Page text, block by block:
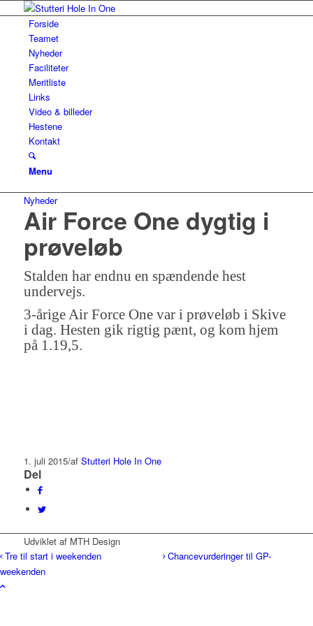
Forside
Teamet
Nyheder
Faciliteter
Meritliste
Links
Video & billeder
Hestene
Kontakt
Menu
Nyheder
Air Force One dygtig i
prøveløb
Stalden har endnu en spændende hest
undervejs.
3-årige Air Force One var i prøveløb i Skive
i dag. Hesten gik rigtig pænt, og kom hjem
på 1.19,5.
1. juli 2015/af Stutteri Hole In One
Del
Udviklet af MTH Design
Tre til start i weekenden
Chancevurderinger til GP-
weekenden